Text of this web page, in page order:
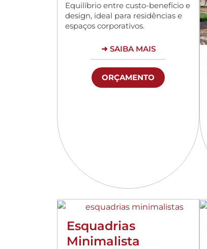
Equilíbrio entre custo-benefício e
design, ideal para residências e
espaços corporativos.
➜ SAIBA MAIS
ORÇAMENTO
Esquadrias
Minimalista